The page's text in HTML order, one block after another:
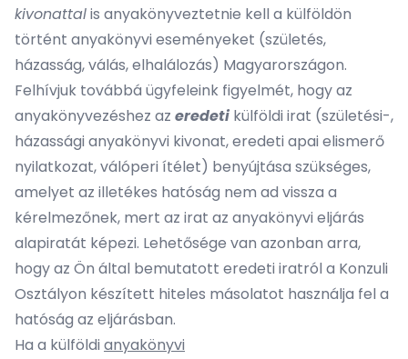
kivonattalis anyakönyveztetnie kell a külföldön
történt anyakönyvi eseményeket (születés,
házasság, válás, elhalálozás) Magyarországon.
Felhívjuk továbbá ügyfeleink figyelmét, hogy az
anyakönyvezéshez az eredeti külföldi irat (születési-,
házassági anyakönyvi kivonat, eredeti apai elismerő
nyilatkozat, válóperi ítélet) benyújtása szükséges,
amelyet az illetékes hatóság nem ad vissza a
kérelmezőnek, mert az irat az anyakönyvi eljárás
alapiratát képezi. Lehetősége van azonban arra,
hogy az Ön által bemutatott eredeti iratról a Konzuli
Osztályon készített hiteles másolatot használja fel a
hatóság az eljárásban.
Ha a külföldi anyakönyvi